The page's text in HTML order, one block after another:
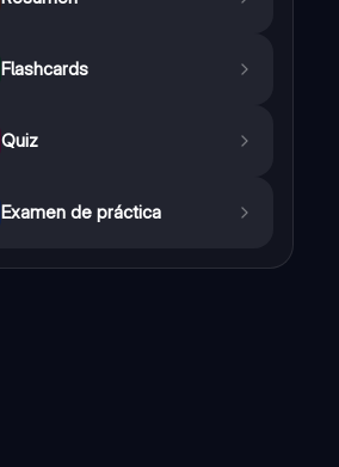
Flashcards
Quiz
Examen de práctica